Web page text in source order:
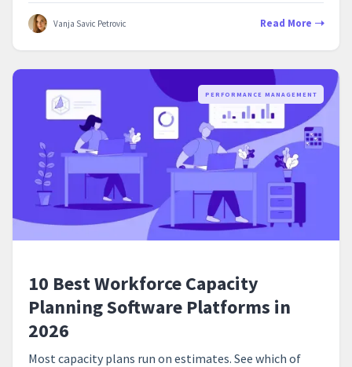
Vanja Savic Petrovic Read More
PERFORMANCE MANAGEMENT
10 Best Workforce Capacity
Planning Software Platforms in
2026
Most capacity plans run on estimates. See which of